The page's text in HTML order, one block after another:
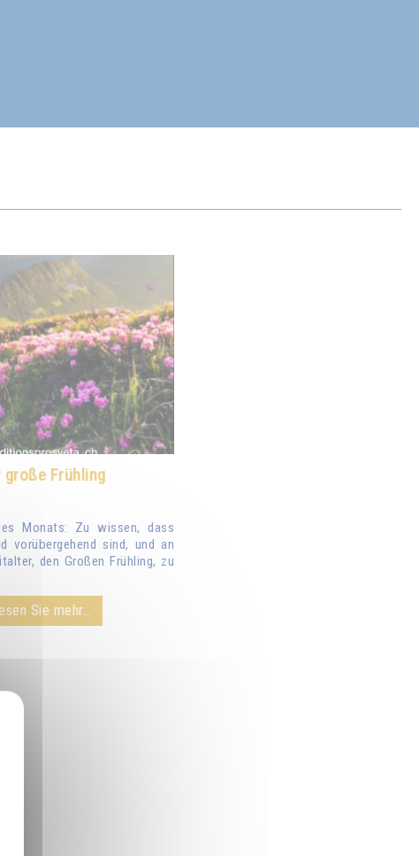
große Frühling
Monats: Zu wissen, dass
vorübergehend sind, und an
den Großen Frühling, zu
Sie mehr...